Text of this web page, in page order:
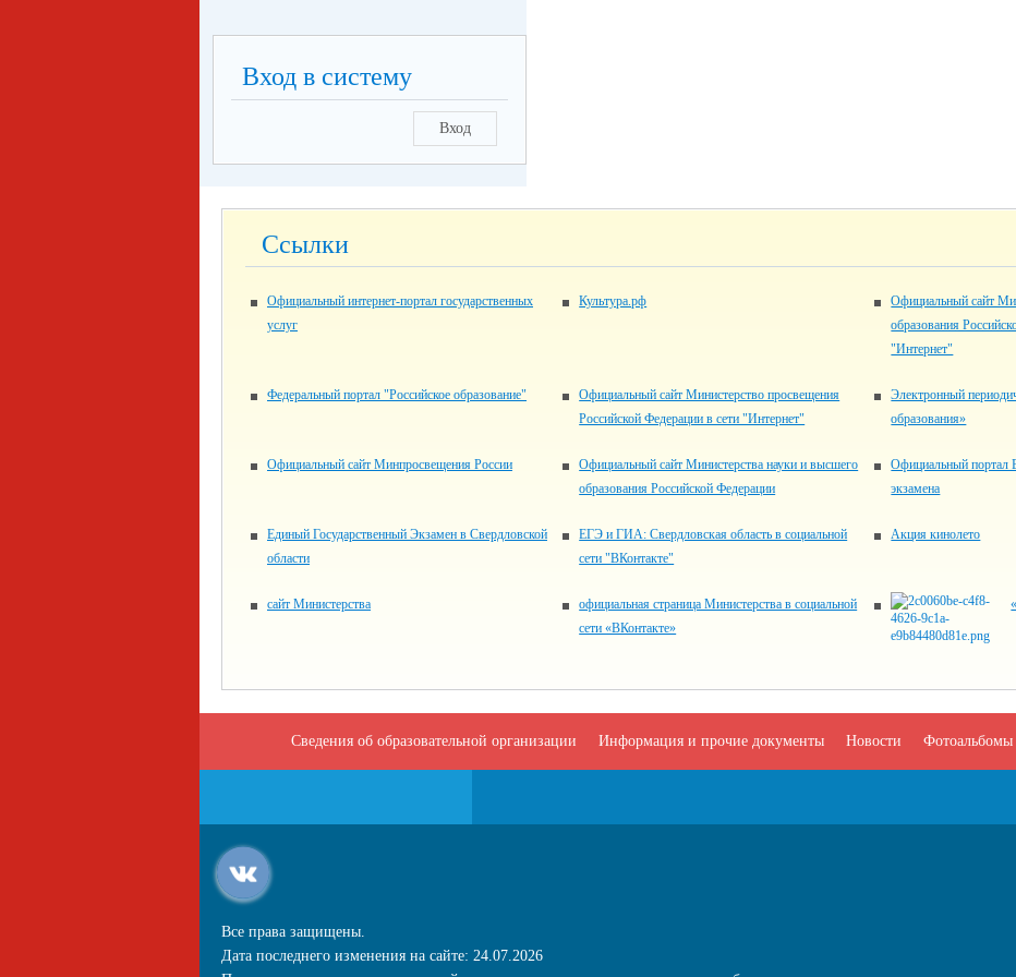
Вход в систему
Вход
Ссылки
Официальный интернет-портал государственных
услуг
Культура.рф
Официальный сайт
образования
"Интернет"
Федеральный портал "Российское образование"
Официальный сайт Министерство просвещения
Российской Федерации в сети "Интернет"
Электронный
образования»
Официальный сайт Минпросвещения России
Официальный сайт Министерства науки и высшего
образования Российской Федерации
Официальный портал
экзамена
Единый Государственный Экзамен в Свердловской
области
ЕГЭ и ГИА: Свердловская область в социальной
сети "ВКонтакте"
Акция кинолето
сайт Министерства
официальная страница Министерства в социальной
сети «ВКонтакте»
Сведения об образовательной организации Информация и прочие документы Новости Фотоальбомы
Все права защищены.
Дата последнего изменения на сайте: 24.07.2026